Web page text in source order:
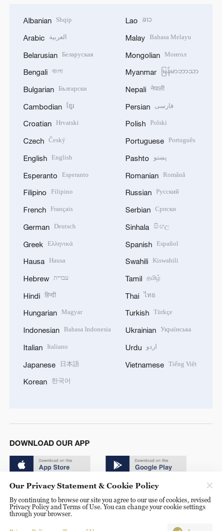
Albanian Shqip
Arabic العربية
Belarusian Беларуская
Bengali বাংলা
Bulgarian Български
Cambodian ខ្មែរ
Croatian Hrvatski
Czech Český
English English
Esperanto Esperanto
Filipino Filipino
French Français
German Deutsch
Greek Ελληνικά
Hausa Hausa
Hebrew עברית
Hindi हिन्दी
Hungarian Magyar
Indonesian Bahasa Indonesia
Italian Italiano
Japanese 日本語
Korean 한국어
Lao ລາວ
Malay Bahasa Melayu
Mongolian Монгол
Myanmar မြန်မာဘာသာ
Nepali नेपाली
Persian فارسی
Polish Polski
Portuguese Português
Pashto پښتو
Romanian Română
Russian Русский
Serbian Српски
Sinhala සිංහල
Spanish Español
Swahili Kiswahili
Tamil தமிழ்
Thai ไทย
Turkish Türkçe
Ukrainian Українська
Urdu اردو
Vietnamese Tiếng Việt
DOWNLOAD OUR APP
© China Radio International.CRI. All Rights Reserved. 16A
Shijingshan Road, Beijing, China. 100040
Our Privacy Statement & Cookie Policy
By continuing to browse our site you agree to our use of cookies, revised
Privacy Policy and Terms of Use. You can change your cookie settings
through your browser.